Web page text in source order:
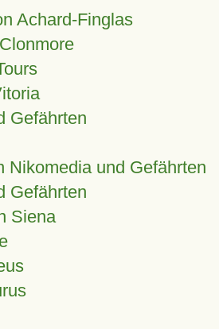
Achard-Finglas
Gefährten
Nikomedia und Gefährten
Gefährten
Siena